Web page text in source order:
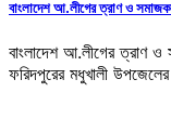
বাংলাদেশ আ.লীগের ত্রাণ ও
বাংলাদেশ আ.লীগের ত্রাণ ও
ফরিদপুরের মধুখালী